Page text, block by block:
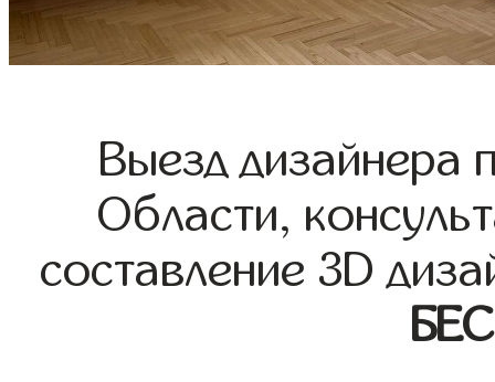
Выезд дизайнера
Области,
составление 3D